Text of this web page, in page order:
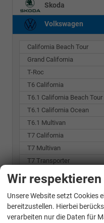
Skoda
Volkswagen
California Beach Tour
Grand California
T-Roc
T6 California
T6.1 California Beach Tour
T6.1 California Ocean
T6.1 Multivan
T7 California
T7 Multivan
T7 Transporter
Schnellsuche
Marke
Wir
Unsere Website setzt Cookies
bereitzustellen. Hierbei
verarbeiten nur die Daten für